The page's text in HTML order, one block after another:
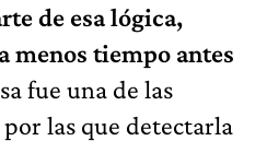
de esa lógica,
menos tiempo antes
fue una de las
las que detectarla